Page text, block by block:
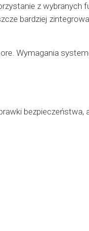
z wybranych
bardziej
Wymagania